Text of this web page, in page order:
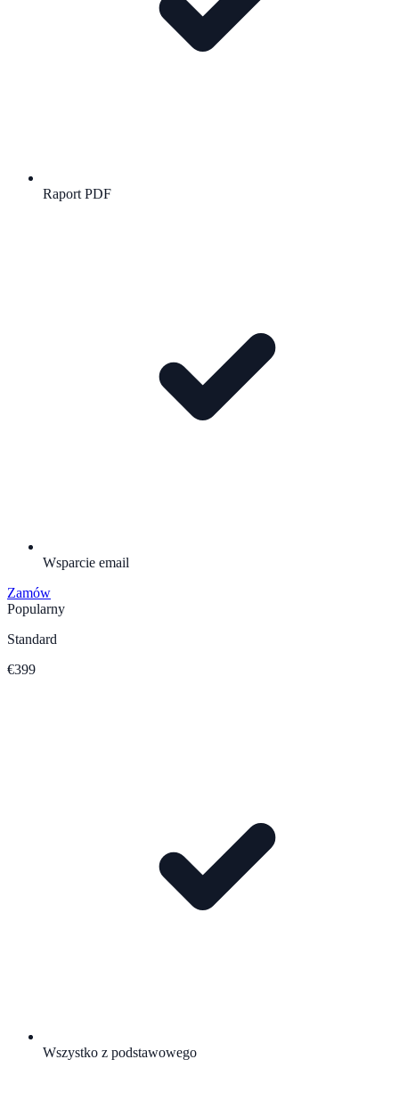
Raport PDF
Wsparcie email
Zamów
Popularny
Standard
€399
Wszystko z podstawowego